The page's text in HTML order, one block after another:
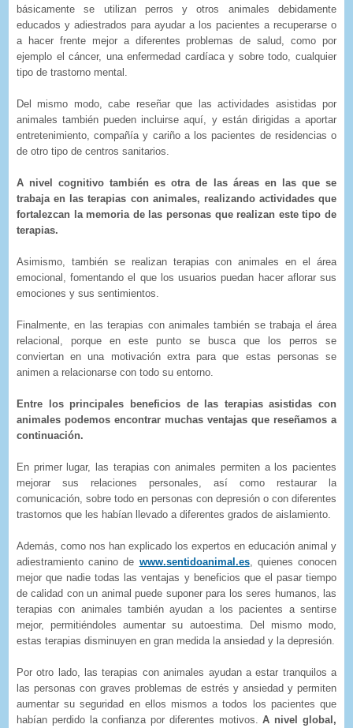
básicamente se utilizan perros y otros animales debidamente
educados y adiestrados para ayudar a los pacientes a recuperarse o
a hacer frente mejor a diferentes problemas de salud, como por
ejemplo el cáncer, una enfermedad cardíaca y sobre todo, cualquier
tipo de trastorno mental.
Del mismo modo, cabe reseñar que las actividades asistidas por
animales también pueden incluirse aquí, y están dirigidas a aportar
entretenimiento, compañía y cariño a los pacientes de residencias o
de otro tipo de centros sanitarios.
A nivel cognitivo también es otra de las áreas en las que se
trabaja en las terapias con animales, realizando actividades que
fortalezcan la memoria de las personas que realizan este tipo de
terapias.
Asimismo, también se realizan terapias con animales en el área
emocional, fomentando el que los usuarios puedan hacer aflorar sus
emociones y sus sentimientos.
Finalmente, en las terapias con animales también se trabaja el área
relacional, porque en este punto se busca que los perros se
conviertan en una motivación extra para que estas personas se
animen a relacionarse con todo su entorno.
Entre los principales beneficios de las terapias asistidas con
animales podemos encontrar muchas ventajas que reseñamos a
continuación.
En primer lugar, las terapias con animales permiten a los pacientes
mejorar sus relaciones personales, así como restaurar la
comunicación, sobre todo en personas con depresión o con diferentes
trastornos que les habían llevado a diferentes grados de aislamiento.
Además, como nos han explicado los expertos en educación animal y
adiestramiento canino de www.sentidoanimal.es, quienes conocen
mejor que nadie todas las ventajas y beneficios que el pasar tiempo
de calidad con un animal puede suponer para los seres humanos, las
terapias con animales también ayudan a los pacientes a sentirse
mejor, permitiéndoles aumentar su autoestima. Del mismo modo,
estas terapias disminuyen en gran medida la ansiedad y la depresión.
Por otro lado, las terapias con animales ayudan a estar tranquilos a
las personas con graves problemas de estrés y ansiedad y permiten
aumentar su seguridad en ellos mismos a todos los pacientes que
habían perdido la confianza por diferentes motivos.A nivel global,